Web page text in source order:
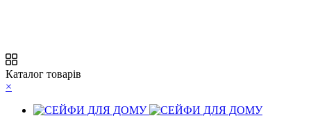
Каталог товарів
×